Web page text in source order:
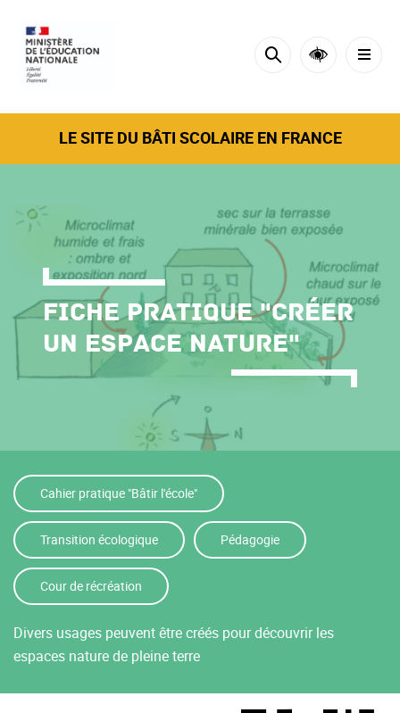
LE SITE DU BÂTI SCOLAIRE EN FRANCE
Fiche pratique "Créer
un espace nature"
Cahier pratique "Bâtir l'école"
Transition écologique Pédagogie
Cour de récréation
Divers usages peuvent être créés pour découvrir les
espaces nature de pleine terre